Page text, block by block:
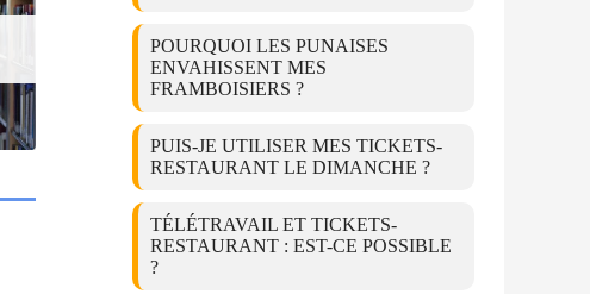
POURQUOI LES PUNAISES
ENVAHISSENT MES
FRAMBOISIERS ?
PUIS-JE UTILISER MES TICKETS-
RESTAURANT LE DIMANCHE ?
TÉLÉTRAVAIL ET TICKETS-
RESTAURANT : EST-CE POSSIBLE
?